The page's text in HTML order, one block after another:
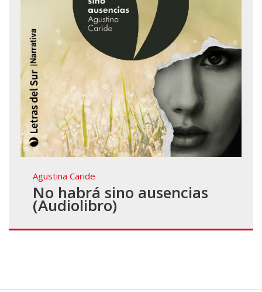
Agustina Caride
No habrá sino ausencias
(Audiolibro)